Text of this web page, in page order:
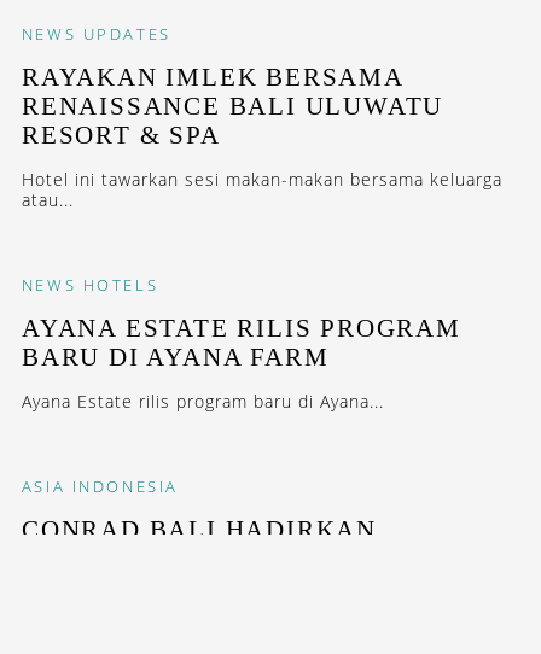
NEWS UPDATES
RAYAKAN IMLEK BERSAMA
RENAISSANCE BALI ULUWATU
RESORT & SPA
Hotel ini tawarkan sesi makan-makan bersama keluarga
atau...
NEWS HOTELS
AYANA ESTATE RILIS PROGRAM
BARU DI AYANA FARM
Ayana Estate rilis program baru di Ayana...
ASIA INDONESIA
CONRAD BALI HADIRKAN